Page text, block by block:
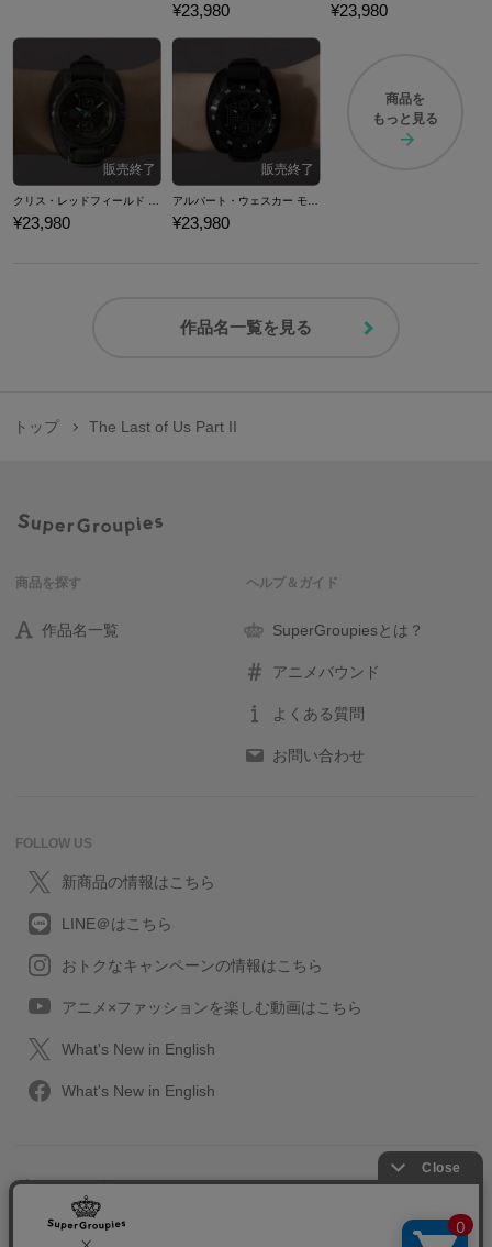
¥23,980 ¥23,980
¥23,980 ¥23,980
商品を
もっと見る
作品名一覧を見る
トップ The Last of Us Part II
商品を探す
作品名一覧
ヘルプ＆ガイド
SuperGroupiesとは？
アニメバウンド
よくある質問
お問い合わせ
FOLLOW US
新商品の情報はこちら
LINE＠はこちら
おトクなキャンペーンの情報はこちら
アニメ×ファッションを楽しむ動画はこちら
What's New in English
What's New in English
プライバシーポリシー
特定取引に関する法律